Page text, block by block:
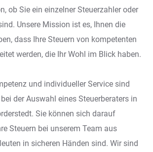
ob Sie ein einzelner Steuerzahler oder
Unsere Mission ist es, Ihnen die
dass Ihre Steuern von kompetenten
werden, die Ihr Wohl im Blick haben.
und individueller Service sind
der Auswahl eines Steuerberaters in
Sie können sich darauf
Steuern bei unserem Team aus
in sicheren Händen sind. Wir sind